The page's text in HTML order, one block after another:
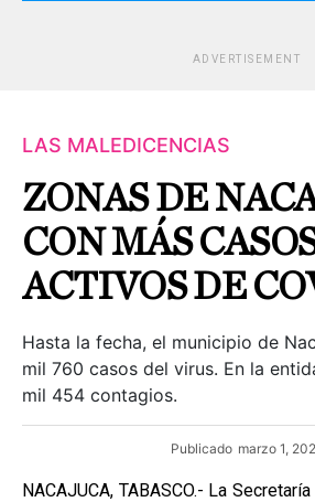
ADVERTISEMENT
LAS MALEDICENCIAS
ZONAS DE
CON MÁS
ACTIVOS DE
Hasta la fecha, el municipio de
mil 760 casos del virus. En la
mil 454 contagios.
Publicado marzo 1,
NACAJUCA, TABASCO.- La